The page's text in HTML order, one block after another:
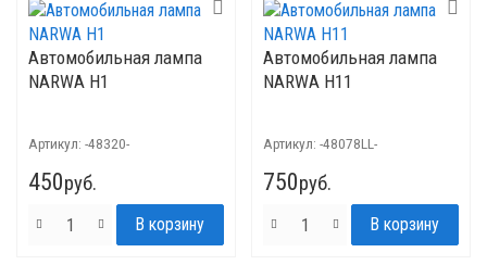
Автомобильная лампа
NARWA H1
Артикул: -48320-
450руб.
Автомобильная лампа
NARWA H11
Артикул: -48078LL-
750руб.